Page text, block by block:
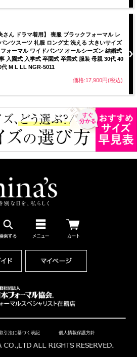
さん ドラマ着用】 喪服 ブラックフォーマル レ
ンツスーツ 礼服 ロング丈 洗える 大きいサイズ
ォーマル ワイドパンツ オールシーズン 結婚式
入園式 入学式 卒園式 卒業式 服装 母親 30代 40
代 M L LL NGR-5011
価格:17,900円(税込)
引法に基づく表記 個人情報保護方針